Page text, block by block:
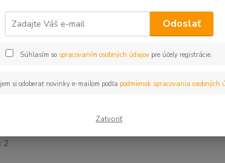
2
Odoslať
Súhlasím so spracovaním osobných údajov pre účely registrácie.
si odoberať novinky e-mailom podľa podmienok spracovania osobných
Zatvoriť